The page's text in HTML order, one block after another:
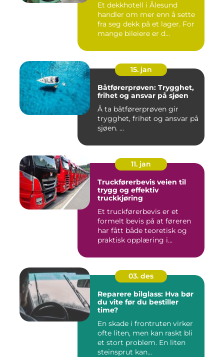
Et dekkhotell i Ålesund
handler om mer enn å sette
fra seg dekk på et lager. For
mange bileiere er d...
15. jan
Båtførerprøven: Trygghet,
frihet og ansvar på sjøen
Å ta båtførerprøven gir
trygghet, frihet og ansvar på
sjøen. ...
11. jan
Truckførerbevis veien til
trygg og effektiv
truckkjøring
Et truckførerbevis er et
formelt bevis på at føreren
har fått både teoretisk og
praktisk opplæring i...
03. des
Reparere bilglass: Hva bør
du vite før du bestiller
time?
En skade i frontruten virker
ofte liten, men kan raskt bli
et stort problem. En liten
steinsprut kan...